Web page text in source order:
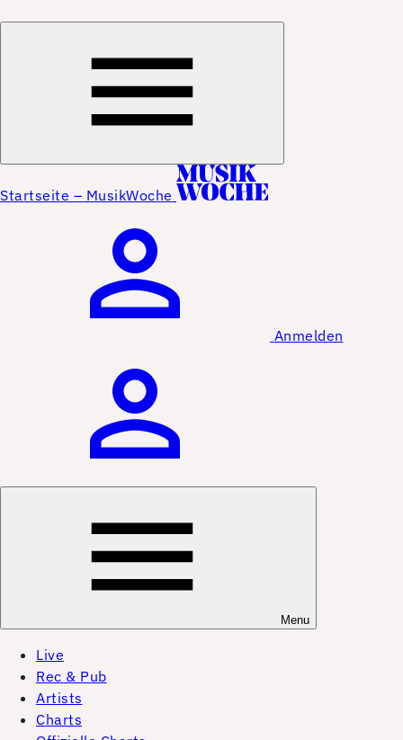
Startseite – MusikWoche
Anmelden
Menu
Live
Rec & Pub
Artists
Charts